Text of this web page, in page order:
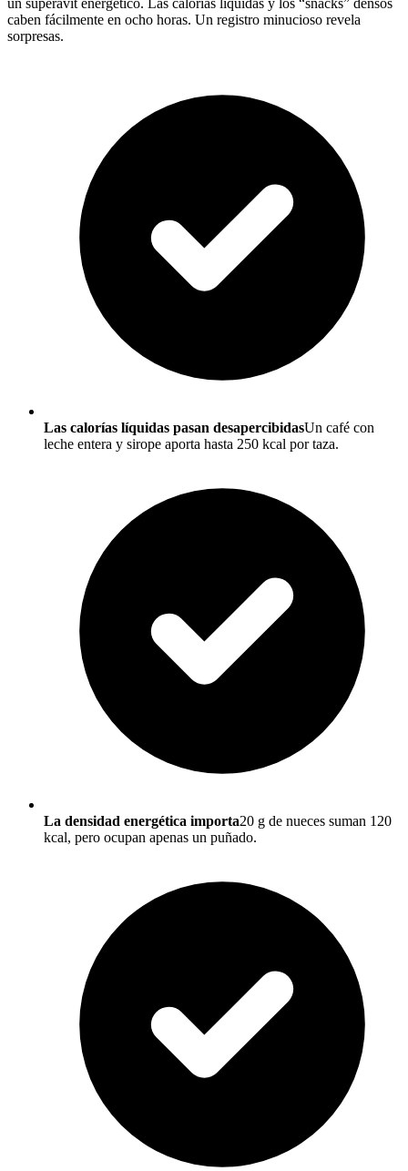
un superávit energético. Las calorías líquidas y los “snacks” densos
caben fácilmente en ocho horas. Un registro minucioso revela
sorpresas.
Las calorías líquidas pasan desapercibidasUn café con
leche entera y sirope aporta hasta 250 kcal por taza.
La densidad energética importa20 g de nueces suman 120
kcal, pero ocupan apenas un puñado.